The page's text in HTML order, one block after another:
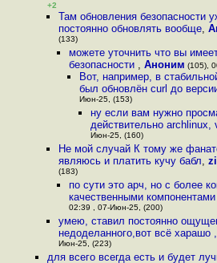
+2
Там обновления безопасности
постоянно обновлять вообще,
(133)
можете уточнить что вы
безопасности , Аноним (105),
Вот, например, в
был обновлён curl до
Июн-25, (153)
ну если вам нужно
действительно archlinux,
Июн-25, (160)
Не мой случай К тому же
являюсь и платить кучу бабл,
(183)
по сути это арч, но с более
качественными
02:39 , 07-Июн-25, (200)
умею, ставил постоянно
недоделанного,вот всё харашо
Июн-25, (223)
для всего всегда есть и будет